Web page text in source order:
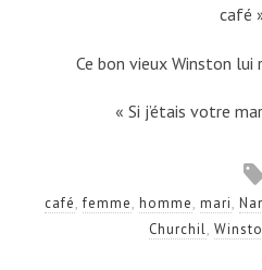
café
Ce bon vieux Winston lui
« Si j’étais votre
café,femme, homme, mari,
Churchil,